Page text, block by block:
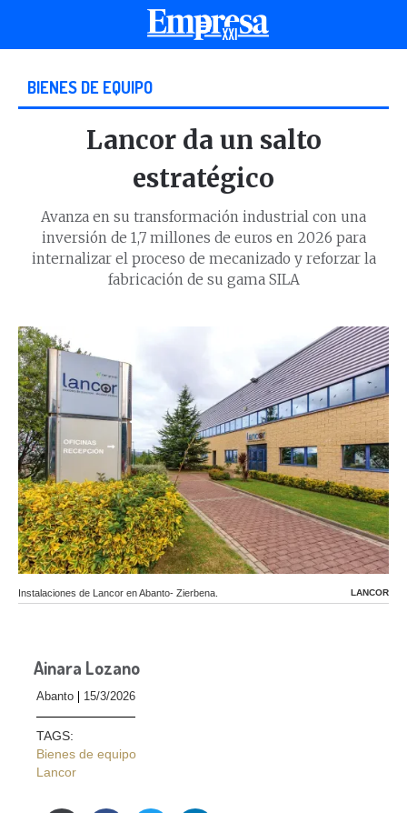
BIENES DE EQUIPO
Lancor da un salto
estratégico
Avanza en su transformación industrial con una
inversión de 1,7 millones de euros en 2026 para
internalizar el proceso de mecanizado y reforzar la
fabricación de su gama SILA
Instalaciones de Lancor en Abanto- Zierbena. LANCOR
Ainara Lozano
Abanto 15/3/2026
TAGS:
Bienes de equipo
Lancor